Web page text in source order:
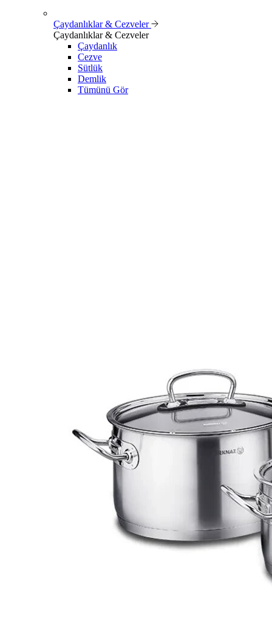
Çaydanlıklar & Cezveler
Çaydanlıklar & Cezveler
Çaydanlık
Cezve
Sütlük
Demlik
Tümünü Gör